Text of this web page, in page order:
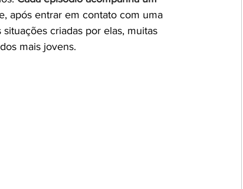
após entrar em contato com uma
criadas por elas, muitas
mais jovens.